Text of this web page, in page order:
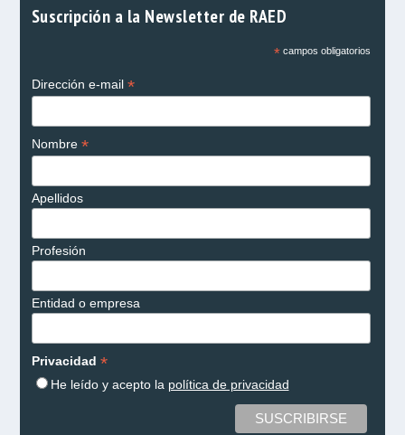
Suscripción a la Newsletter de RAED
*campos obligatorios
Dirección e-mail *
Nombre *
Apellidos
Profesión
Entidad o empresa
Privacidad *
He leído y acepto la política de privacidad